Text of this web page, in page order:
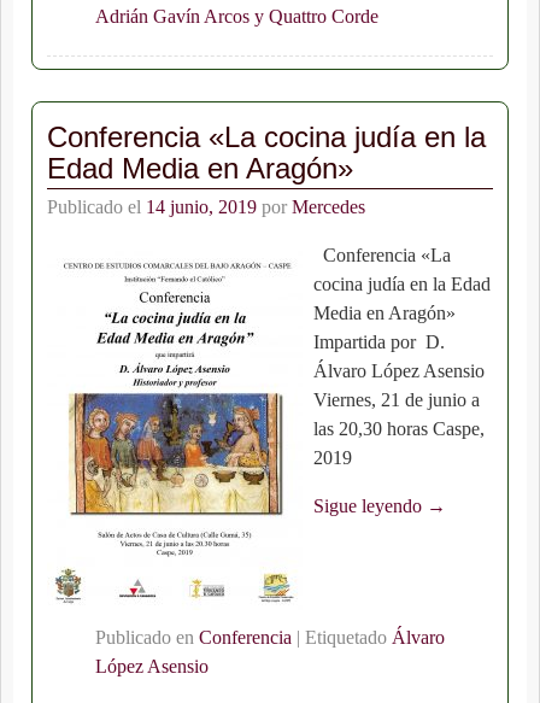
Adrián Gavín Arcos y Quattro Corde
Conferencia «La cocina judía en la
Edad Media en Aragón»
Publicado el 14 junio, 2019 por Mercedes
Conferencia «La
cocina judía en la Edad
Media en Aragón»
Impartida por D.
Álvaro López Asensio
Viernes, 21 de junio a
las 20,30 horas Caspe,
2019
Sigue leyendo →
Publicado en Conferencia | Etiquetado Álvaro
López Asensio